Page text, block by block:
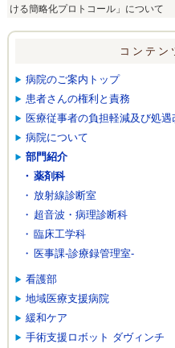
ける簡略化プロトコール」について
コンテン
病院のご案内トップ
患者さんの権利と責務
医療従事者の負担軽減及び処
病院について
部門紹介
薬剤科
放射線診断室
超音波・病理診断科
臨床工学科
医事課-診療録管理室-
看護部
地域医療支援病院
緩和ケア
手術支援ロボット ダヴィンチ